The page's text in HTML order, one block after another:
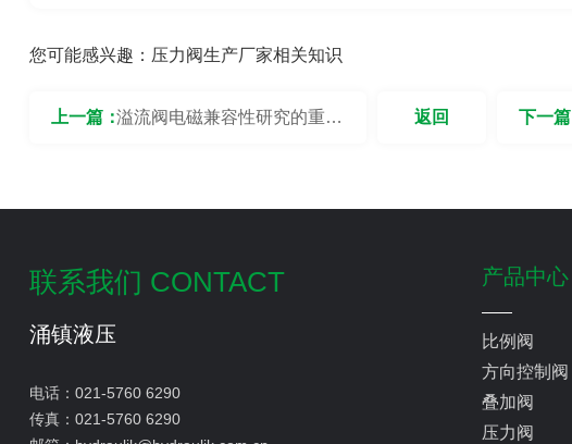
您可能感兴趣： 压力阀生产厂家相关知识
上一篇：溢流阀电磁兼容性研究的重点 下一
返回
联系我们 CONTACT
涌镇液压
电话： 021-5760 6290
传真： 021-5760 6290
产品中心
比例阀
方向控制阀
叠加阀
压力阀